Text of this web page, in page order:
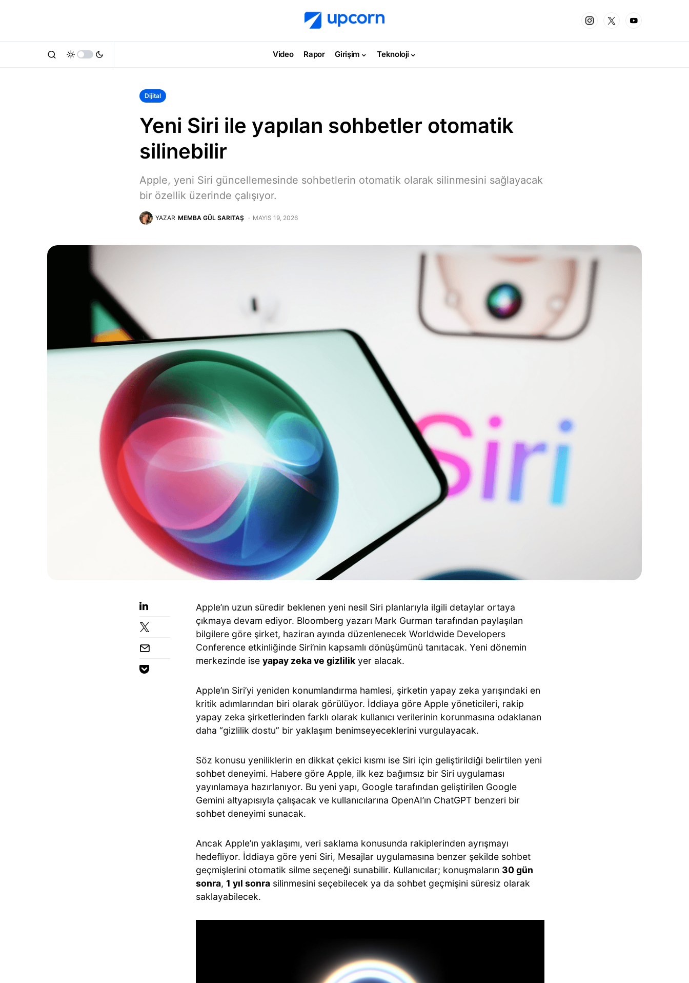
Video Rapor Girişim Teknoloji
Dijital
Yeni Siri ile yapılan sohbetler otomatik
silinebilir
Apple, yeni Siri güncellemesinde sohbetlerin otomatik olarak silinmesini sağlayacak
bir özellik üzerinde çalışıyor.
YAZAR MEMBA GÜL SARITAŞ MAYIS 19, 2026
Apple’ın uzun süredir beklenen yeni nesil Siri planlarıyla ilgili detaylar ortaya
çıkmaya devam ediyor. Bloomberg yazarı Mark Gurman tarafından paylaşılan
bilgilere göre şirket, haziran ayında düzenlenecek Worldwide Developers
Conference etkinliğinde Siri’nin kapsamlı dönüşümünü tanıtacak. Yeni dönemin
merkezinde ise yapay zeka ve gizlilik yer alacak.
Apple’ın Siri’yi yeniden konumlandırma hamlesi, şirketin yapay zeka yarışındaki en
kritik adımlarından biri olarak görülüyor. İddiaya göre Apple yöneticileri, rakip
yapay zeka şirketlerinden farklı olarak kullanıcı verilerinin korunmasına odaklanan
daha “gizlilik dostu” bir yaklaşım benimseyeceklerini vurgulayacak.
Söz konusu yeniliklerin en dikkat çekici kısmı ise Siri için geliştirildiği belirtilen yeni
sohbet deneyimi. Habere göre Apple, ilk kez bağımsız bir Siri uygulaması
yayınlamaya hazırlanıyor. Bu yeni yapı, Google tarafından geliştirilen Google
Gemini altyapısıyla çalışacak ve kullanıcılarına OpenAI’ın ChatGPT benzeri bir
sohbet deneyimi sunacak.
Ancak Apple’ın yaklaşımı, veri saklama konusunda rakiplerinden ayrışmayı
hedefliyor. İddiaya göre yeni Siri, Mesajlar uygulamasına benzer şekilde sohbet
geçmişlerini otomatik silme seçeneği sunabilir. Kullanıcılar; konuşmaların 30 gün
sonra, 1 yıl sonra silinmesini seçebilecek ya da sohbet geçmişini süresiz olarak
saklayabilecek.